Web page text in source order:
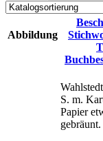
Abbildung
S. m.
Papier
gebräunt.